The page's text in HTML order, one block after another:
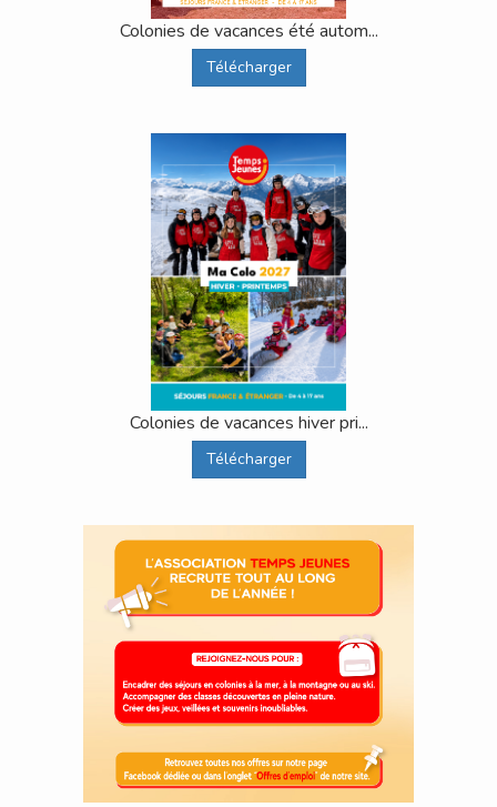
Colonies de vacances été autom...
Télécharger
Colonies de vacances hiver pri...
Télécharger